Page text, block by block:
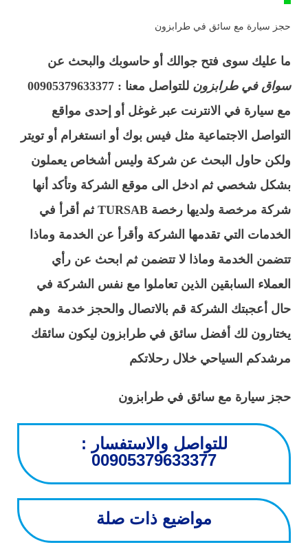
حجز سيارة مع سائق في طرابزون
ما عليك سوى فتح جوالك أو حاسوبك والبحث عن
سواق في طرابزون
للتواصل معنا : 00905379633377
مع سيارة في الانترنت عبر غوغل أو إحدى مواقع
التواصل الاجتماعية مثل فيس بوك أو انستغرام أو تويتر
ولكن حاول البحث عن شركة وليس أشخاص يعملون
بشكل شخصي ثم ادخل الى موقع الشركة وتأكد أنها
شركة مرخصة ولديها رخصة TURSAB ثم أقرأ في
الخدمات التي تقدمها الشركة وأقرأ عن الخدمة وماذا
تتضمن الخدمة وماذا لا تتضمن ثم ابحث عن رأي
العملاء السابقين الذين تعاملوا مع نفس الشركة في
حال أعجبتك الشركة قم بالاتصال والحجز خدمة وهم
يختارون لك أفضل سائق في طرابزون ليكون سائقك
مرشدكم السياحي خلال رحلاتكم
حجز سيارة مع سائق في طرابزون
للتواصل والاستفسار :
00905379633377
مواضيع ذات صلة